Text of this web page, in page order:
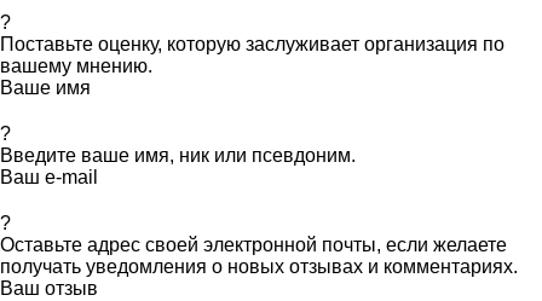
?
Поставьте оценку, которую заслуживает организация по
вашему мнению.
Ваше имя
?
Введите ваше имя, ник или псевдоним.
Ваш e-mail
?
Оставьте адрес своей электронной почты, если желаете
получать уведомления о новых отзывах и комментариях.
Ваш отзыв